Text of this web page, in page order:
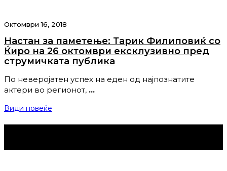
Октомври 16, 2018
Настан за паметење: Тарик Филиповиќ со
Ќиро на 26 октомври ексклузивно пред
струмичката публика
По неверојатен успех на еден од најпознатите
актери во регионот, …
Види повеќе